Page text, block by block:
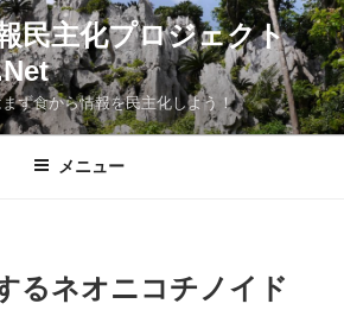
民主化プロジェクト
ず食から情報を民主化しよう！
メニュー
るネオニコチノイド